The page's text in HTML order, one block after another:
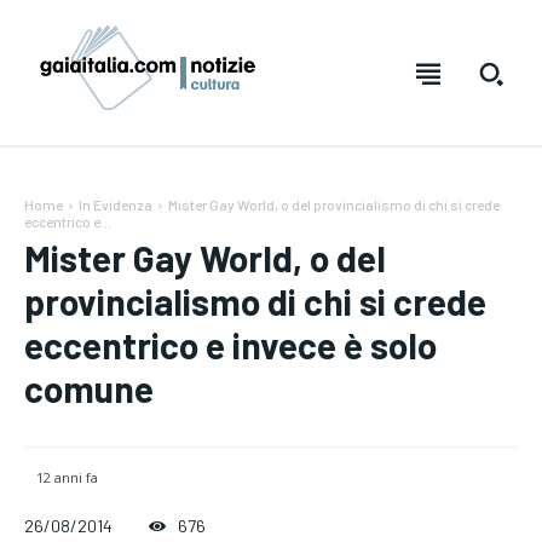
Testo: A-
Testo: A-
Home In Evidenza
Mister Gay World, o del provincialismo di chi si crede
eccentrico e...
Mister Gay World, o del
provincialismo di chi si crede
eccentrico e invece è solo
comune
12 anni fa
26/08/2014 676